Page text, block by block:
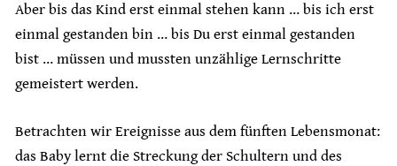
Aber bis das Kind erst einmal stehen kann … bis ich erst
einmal gestanden bin … bis Du erst einmal gestanden
bist … müssen und mussten unzählige Lernschritte
gemeistert werden.
Betrachten wir Ereignisse aus dem fünften Lebensmonat:
das Baby lernt die Streckung der Schultern und des